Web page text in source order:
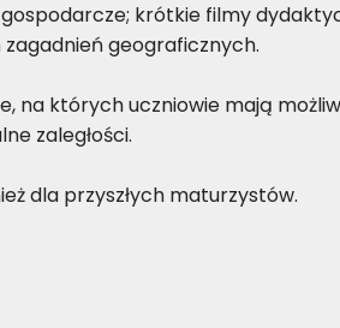
krótkie filmy
geograficznych.
na których uczniowie mają
zaległości.
dla przyszłych maturzystów.